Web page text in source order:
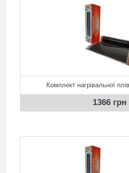
Комплект нагрівальної
1366 грн